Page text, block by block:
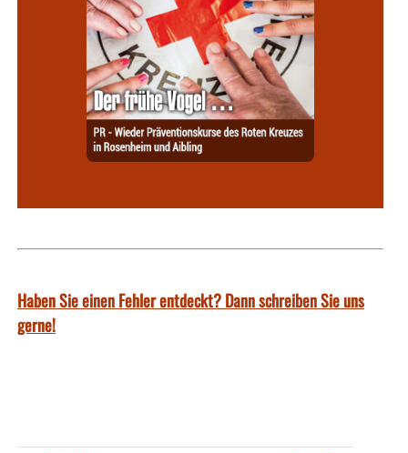
Haben Sie einen Fehler entdeckt? Dann schreiben Sie uns
gerne!